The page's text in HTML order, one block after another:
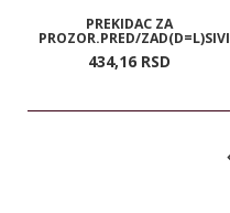
PREKIDAC ZA
PROZOR.PRED/ZAD(D=L)SIVI
434,16 RSD